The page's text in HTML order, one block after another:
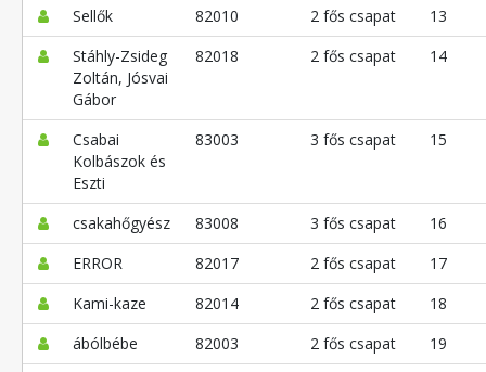
Sellők
82010 2 fős csapat
13
Stáhly-Zsideg
Zoltán, Jósvai
Gábor
82018 2 fős csapat 14
Csabai
Kolbászok és
Eszti
83003 3 fős csapat 15
csakahőgyész 83008 3 fős csapat
16
ERROR
82017 2 fős csapat
17
Kami-kaze
82014 2 fős csapat
18
ábólbébe
82003 2 fős csapat
19